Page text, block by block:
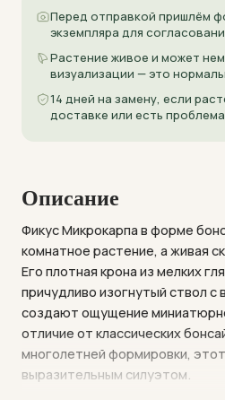
Перед отправкой пришлём
экземпляра для
Растение живое и может
визуализации — это
14 дней на замену, если
доставке или есть проблема
Описание
Фикус Микрокарпа в форме
комнатное растение, а живая
Его плотная крона из мелких
причудливо изогнутый ствол
создают ощущение
отличие от классических
многолетней формировки,
выразительным силуэтом.